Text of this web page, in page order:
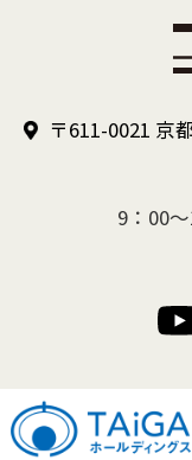
〒611-0021 京
9：00